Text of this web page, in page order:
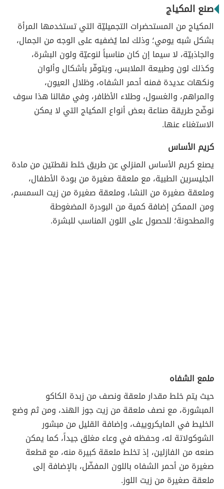
صنع المكياج
المكياج من المستحضرات التجميليّة التي تستخدمها المرأة
بشكل شبه يومي؛ وذلك لما يُضفيه على الوجه من الجمال،
والجاذبيّة، لا سيما إن كان مناسباً لنوعيّة ولون البشرة،
وكذلك لون وطبيعة الملابس، ويتوفّر بأشكال وألوان
ونكهات عديدة فمنه أحمر الشفاه، وظلال العيون،
والمراهم، والغسول، وطلاء الأظافر، وفي مقالنا هذا سوف
نوضّح طريقة صناعة بعض أنواع المكياج التي لا يمكن
الاستغناء عنها.
كريم الأساس
يصنع كريم الأساس المنزلي عن طريق خلط نقطتين من مادة
الجليسرين الطبية، مع ملعقة صغيرة من بودة الأطفال،
وملعقة صغيرة من النشا، وملعقة صغيرة من زيت السمسم،
ومن الممكن إضافة كمية من البودرة المضغوطة
والمطحونة؛ للحصول على اللون المناسب للبشرة.
ملمع الشفاه
حيث يتم خلط مقدار ملعقة ونصف من زبدة الكاكو
المبشورة، مع نصف ملعقة من زيت جوز الهند، ومن ثم وضع
الخليط في المايكروييف، وإضافة القليل من مبشور
الشوكولاتة له، وحفظه في وعاء مغلق جيداً، كما يمكن
صنعه من الفازلين، إذ تخلط ملعقة كبيرة منه، مع قطعة
صغيرة من أحمر الشفاه باللون المفضّل، بالإضافة إلى
ملعقة صغيرة من زيت اللوز.